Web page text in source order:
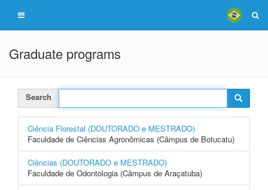
Graduate programs
Search
Ciência Florestal (DOUTORADO e MESTRADO)
Faculdade de Ciências Agronômicas (Câmpus de Botucatu)
Ciências (DOUTORADO e MESTRADO)
Faculdade de Odontologia (Câmpus de Araçatuba)